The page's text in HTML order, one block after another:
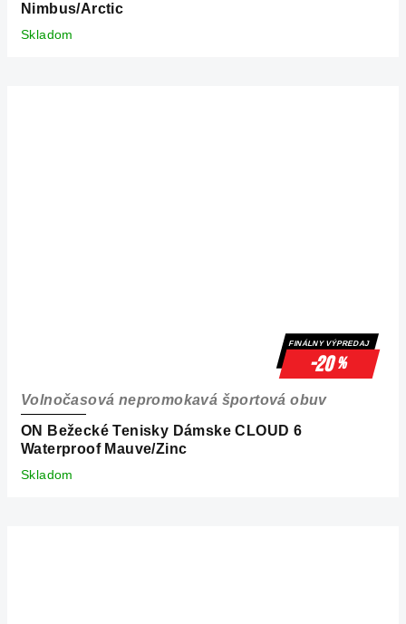
Nimbus/Arctic
Skladom
FINÁLNY VÝPREDAJ
-20%
ON Bežecké Tenisky Dámske CLOUD 6
Waterproof Mauve/Zinc
Volnočasová nepromokavá športová obuv
Skladom